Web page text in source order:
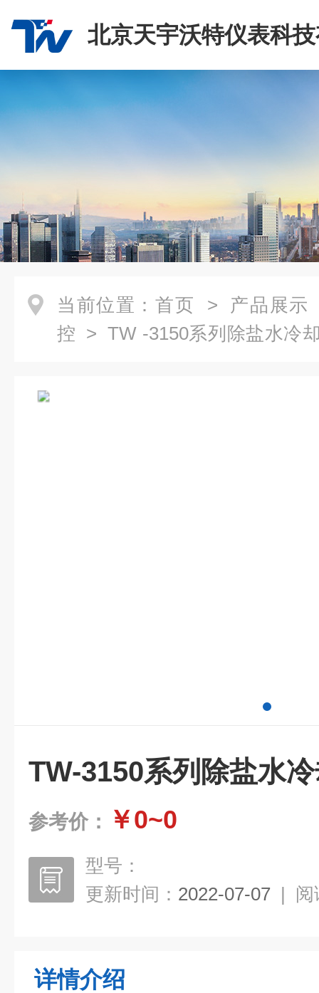
北京天宇沃特仪表科
司
当前位置： 首页 > 产品展示
控 > TW -3150系列除盐水冷
TW-3150系列除盐水
参考价： ￥0~0
型号：
更新时间： 2022-07-07 | 阅
详情介绍